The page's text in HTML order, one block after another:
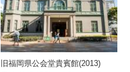
旧福岡県公会堂貴賓館(2013)